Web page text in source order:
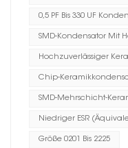
0,5 PF Bis 330 UF
SMD-Kondensator Mit
Hochzuverlässiger
Chip-
SMD-Mehrschicht-
Niedriger ESR
Größe 0201 Bis 2225